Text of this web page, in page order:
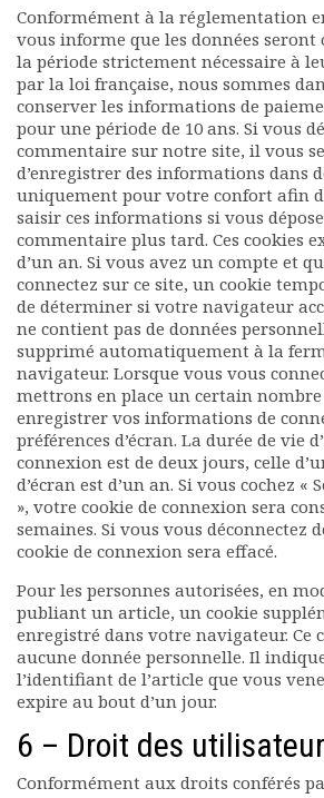
Conformément à la réglementation
vous informe que les données seront
la période strictement nécessaire à
par la loi française, nous sommes
conserver les informations de
pour une période de 10 ans. Si vous
commentaire sur notre site, il vous
d’enregistrer des informations dans
uniquement pour votre confort afin
saisir ces informations si vous
commentaire plus tard. Ces cookies
d’un an. Si vous avez un compte et
connectez sur ce site, un cookie
de déterminer si votre navigateur
ne contient pas de données
supprimé automatiquement à la
navigateur. Lorsque vous vous
mettrons en place un certain
enregistrer vos informations de
préférences d’écran. La durée de vie
connexion est de deux jours, celle
d’écran est d’un an. Si vous cochez «
», votre cookie de connexion sera
semaines. Si vous vous déconnectez
cookie de connexion sera effacé.
Pour les personnes autorisées, en
publiant un article, un cookie
enregistré dans votre navigateur. Ce
aucune donnée personnelle. Il
l’identifiant de l’article que vous
expire au bout d’un jour.
6 – Droit des
Conformément aux droits conférés